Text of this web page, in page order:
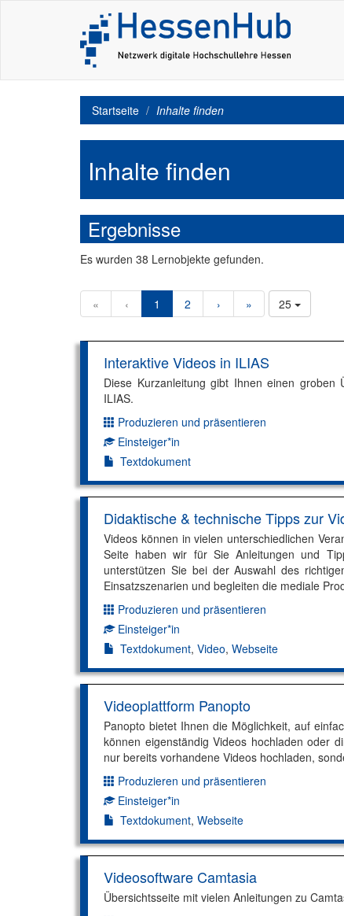
Startseite Inhalte finden
Inhalte finden
Ergebnisse
Es wurden 38 Lernobjekte gefunden.
« ‹ 1 2 › » 25
Interaktive Videos in ILIAS
Diese Kurzanleitung gibt Ihnen einen groben
ILIAS.
Dimension:
Produzieren und präsentieren
Kompetenzniveau:
Einsteiger*in
Textdokument
Didaktische & technische Tipps zur
Videos können in vielen unterschiedlichen
Seite haben wir für Sie Anleitungen und
unterstützen Sie bei der Auswahl des
Einsatzszenarien und begleiten die mediale
Dimension:
Produzieren und präsentieren
Kompetenzniveau:
Einsteiger*in
Textdokument, Video, Webseite
Videoplattform Panopto
Panopto bietet Ihnen die Möglichkeit, auf
können eigenständig Videos hochladen oder
nur bereits vorhandene Videos hochladen,
Dimension:
Produzieren und präsentieren
Kompetenzniveau:
Einsteiger*in
Textdokument, Webseite
Videosoftware Camtasia
Übersichtsseite mit vielen Anleitungen zu